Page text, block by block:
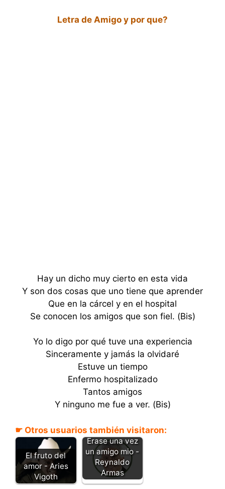
Letra de Amigo y por que?
Hay un dicho muy cierto en esta vida
Y son dos cosas que uno tiene que aprender
Que en la cárcel y en el hospital
Se conocen los amigos que son fiel. (Bis)
Yo lo digo por qué tuve una experiencia
Sinceramente y jamás la olvidaré
Estuve un tiempo
Enfermo hospitalizado
Tantos amigos
Y ninguno me fue a ver. (Bis)
☛ Otros usuarios también visitaron:
El fruto del
amor - Aries
Vigoth
Erase una vez
un amigo mio -
Reynaldo
Armas